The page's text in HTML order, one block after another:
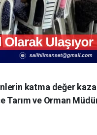
katma değer
Tarım ve Orman